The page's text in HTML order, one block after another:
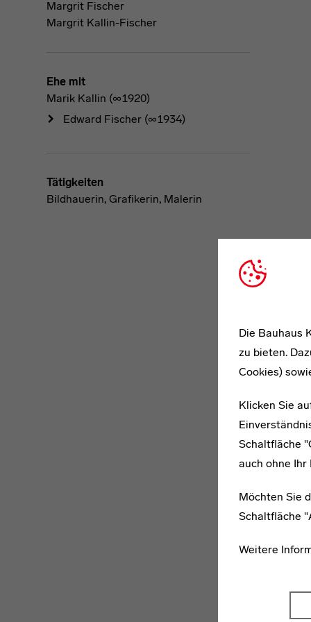
Die Bauhaus
zu bieten.
Cookies)
Klicken Sie
Schaltfläche
auch ohne
Möchten Sie
Schaltfläche
Weitere
Margrit Fischer
Margrit Kallin-Fischer
Ehe mit
Marik Kallin (∞1920)
Edward Fischer (∞1934)
Tätigkeiten
Bildhauerin, Grafikerin, Malerin